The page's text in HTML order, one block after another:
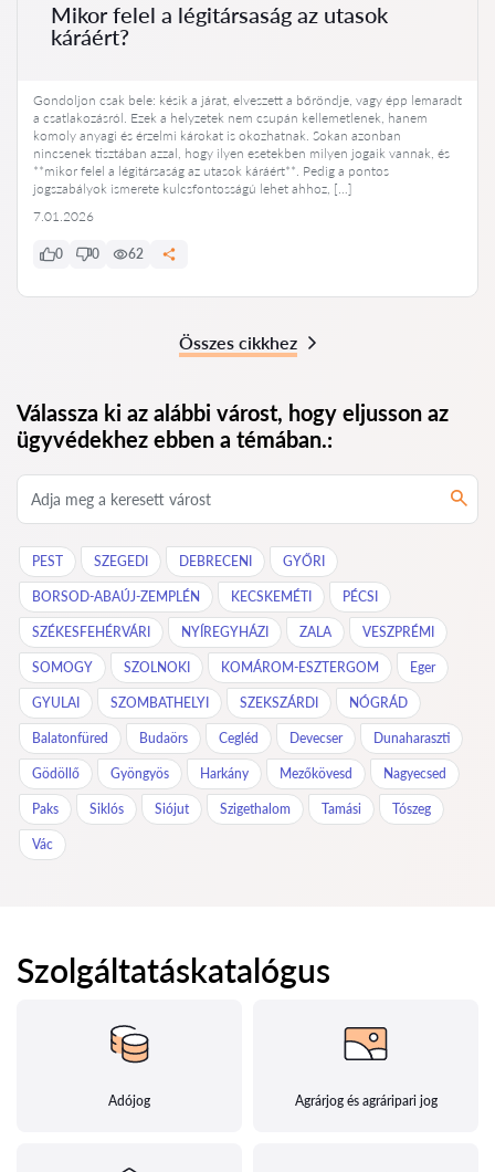
Mikor felel a légitársaság az utasok
káráért?
Gondoljon csak bele: késik a járat, elveszett a bőröndje, vagy épp lemaradt
a csatlakozásról. Ezek a helyzetek nem csupán kellemetlenek, hanem
komoly anyagi és érzelmi károkat is okozhatnak. Sokan azonban
nincsenek tisztában azzal, hogy ilyen esetekben milyen jogaik vannak, és
**mikor felel a légitársaság az utasok káráért**. Pedig a pontos
jogszabályok ismerete kulcsfontosságú lehet ahhoz, […]
7.01.2026
0 0 62
Összes cikkhez
Válassza ki az alábbi várost, hogy eljusson az
ügyvédekhez ebben a témában.:
PEST SZEGEDI DEBRECENI GYŐRI
BORSOD-ABAÚJ-ZEMPLÉN KECSKEMÉTI PÉCSI
SZÉKESFEHÉRVÁRI NYÍREGYHÁZI ZALA VESZPRÉMI
SOMOGY SZOLNOKI KOMÁROM-ESZTERGOM Eger
GYULAI SZOMBATHELYI SZEKSZÁRDI NÓGRÁD
Balatonfüred Budaörs Cegléd Devecser Dunaharaszti
Gödöllő Gyöngyös Harkány Mezőkövesd Nagyecsed
Paks Siklós Siójut Szigethalom Tamási Tószeg
Vác
Szolgáltatáskatalógus
Adójog Agrárjog és agráripari jog